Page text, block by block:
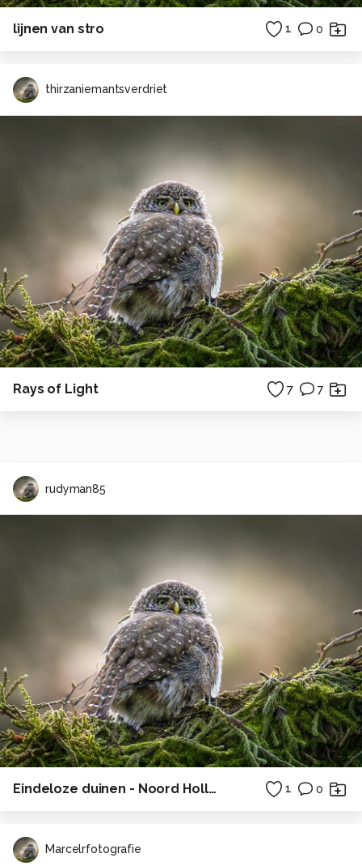
lijnen van stro 1 0
thirzaniemantsverdriet
Rays of Light 7 7
rudyman85
Eindeloze duinen - Noord Holland 1 0
Marcelrfotografie